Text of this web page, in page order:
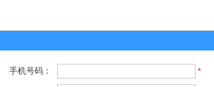
手机号码：
*